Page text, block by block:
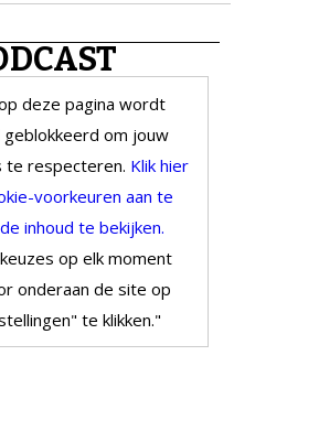
deze pagina wordt
om jouw
te respecteren. Klik hier
voorkeuren aan te
inhoud te bekijken.
op elk moment
onderaan de site op
te klikken."